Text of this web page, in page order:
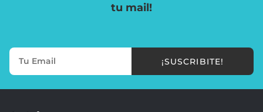
tu mail!
¡SUSCRIBITE!